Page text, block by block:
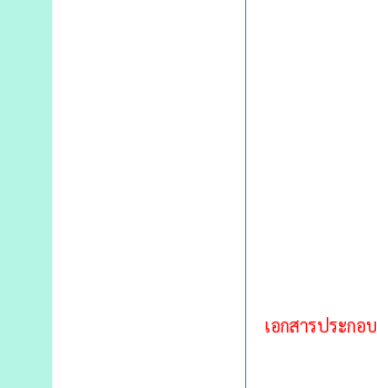
เอกสารประกอบ